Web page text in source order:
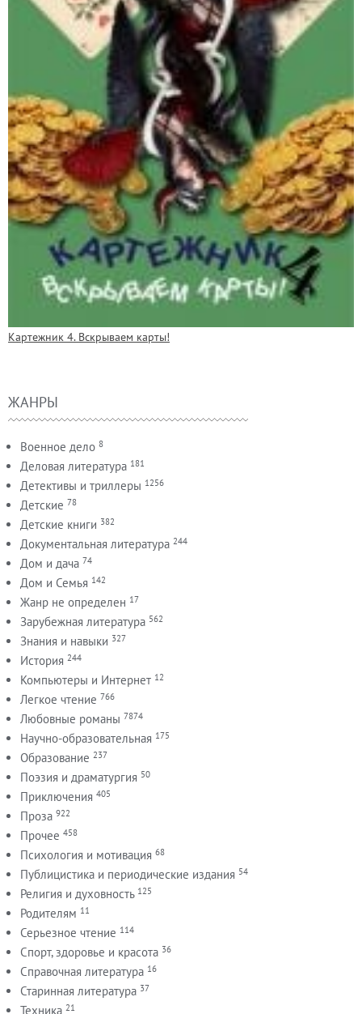
Картежник 4. Вскрываем карты!
ЖАНРЫ
Военное дело 8
Деловая литература 181
Детективы и триллеры 1256
Детские 78
Детские книги 382
Документальная литература 244
Дом и дача 74
Дом и Семья 142
Жанр не определен 17
Зарубежная литература 562
Знания и навыки 327
История 244
Компьютеры и Интернет 12
Легкое чтение 766
Любовные романы 7874
Научно-образовательная 175
Образование 237
Поэзия и драматургия 50
Приключения 405
Проза 922
Прочее 458
Психология и мотивация 68
Публицистика и периодические издания 54
Религия и духовность 125
Родителям 11
Серьезное чтение 114
Спорт, здоровье и красота 36
Справочная литература 16
Старинная литература 37
Техника 21